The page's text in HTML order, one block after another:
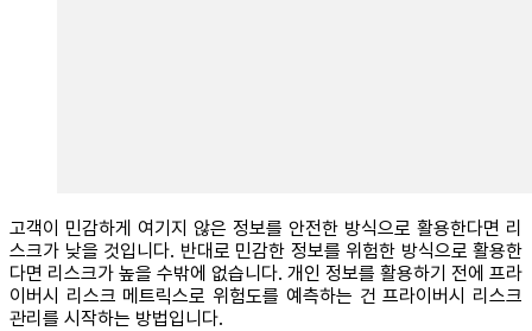
고객이 민감하게 여기지 않은 정보를 안전한 방식으로 활용한다면 리
스크가 낮을 것입니다. 반대로 민감한 정보를 위험한 방식으로 활용한
다면 리스크가 높을 수밖에 없습니다. 개인 정보를 활용하기 전에 프라
이버시 리스크 메트릭스로 위험도를 예측하는 건 프라이버시 리스크
관리를 시작하는 방법입니다.